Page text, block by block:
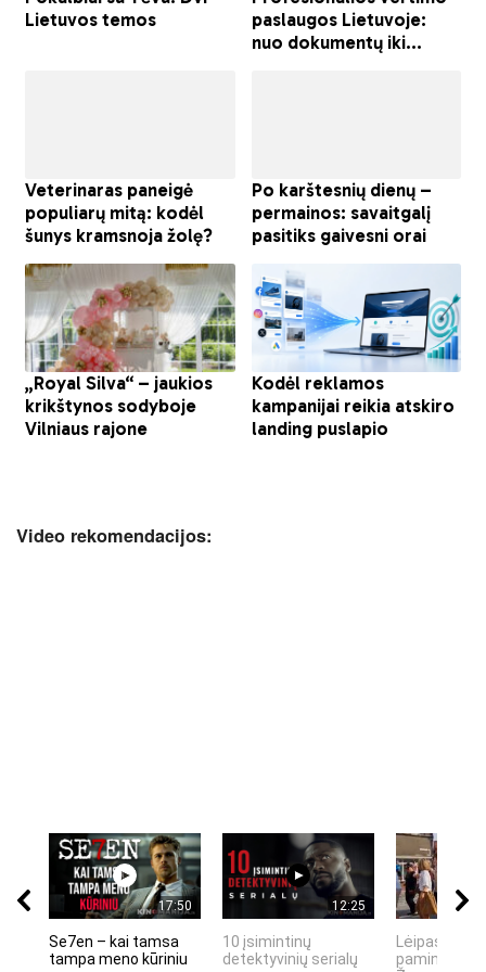
Video rekomendacijos:
17:50
Se7en – kai tamsa
tampa meno kūriniu
12:25
10 įsimintinų
detektyvinių serialų
Lėipas 13 d.
paminiejuom